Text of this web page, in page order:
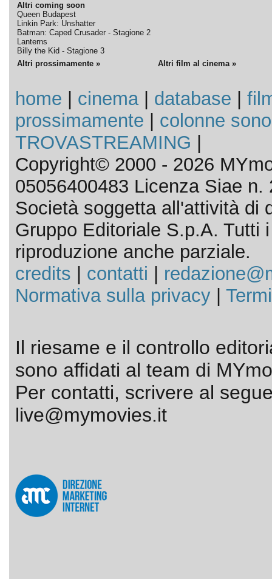
Altri coming soon
Queen Budapest
Linkin Park: Unshatter
Batman: Caped Crusader - Stagione 2
Lanterns
Billy the Kid - Stagione 3
Altri prossimamente » Altri film al cinema »
home cinema| database
prossimamente
colonne
TROVASTREAMING
Copyright© 2000 - 2026
05056400483 Licenza Siae n.
Società soggetta all'attività di
Gruppo Editoriale S.p.A. Tutti
riproduzione anche parziale.
credits
contatti
Normativa sulla privacy|
Il riesame e il controllo
sono affidati al team di
Per contatti, scrivere al
live@mymovies.it